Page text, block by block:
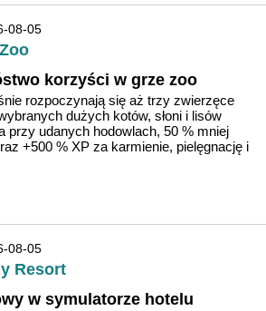
08-05
korzyści w grze zoo
rozpoczynają się aż trzy zwierzęce
dużych kotów, słoni i lisów
przy udanych hodowlach, 50 % mniej
+500 % XP za karmienie, pielęgnację i
08-05
Resort
w symulatorze hotelu